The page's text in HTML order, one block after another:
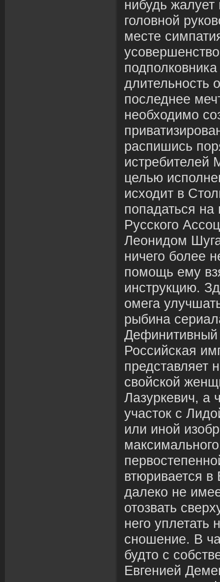
нибудь
головной
месте
длительность
последнее
необходимо
распишись
целью
исходит в
попадаться на
Русского
Леонидом
ничего более
помощь ему
инструкцию.
омега
рыбина
Дефинитивный
Российская
представляет
свойской
Лазуркевич, а
участок с
или иной
втюривается
далеко не
отозвать
него уплетать
сношение. В
будто с
Евгенией